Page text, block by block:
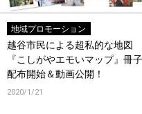
地域プロモーション
越谷市民による超私的な地図
『こしがやエモいマップ』冊子
配布開始＆動画公開！
2020/1/21